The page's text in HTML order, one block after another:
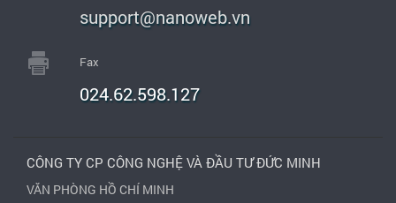
support@nanoweb.vn
Fax
024.62.598.127
CÔNG TY CP CÔNG NGHỆ VÀ ĐẦU TƯ ĐỨC MINH
VĂN PHÒNG HỒ CHÍ MINH